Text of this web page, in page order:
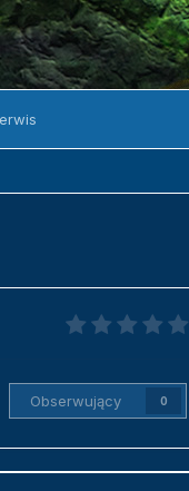
Obserwujący 0